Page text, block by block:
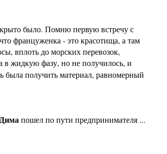
было. Помню первую встречу с
француженка - это красотища, а там
вплоть до морских перевозок,
в жидкую фазу, но не получилось, и
была получить материал, равномерный
пошел по пути предпринимателя ...